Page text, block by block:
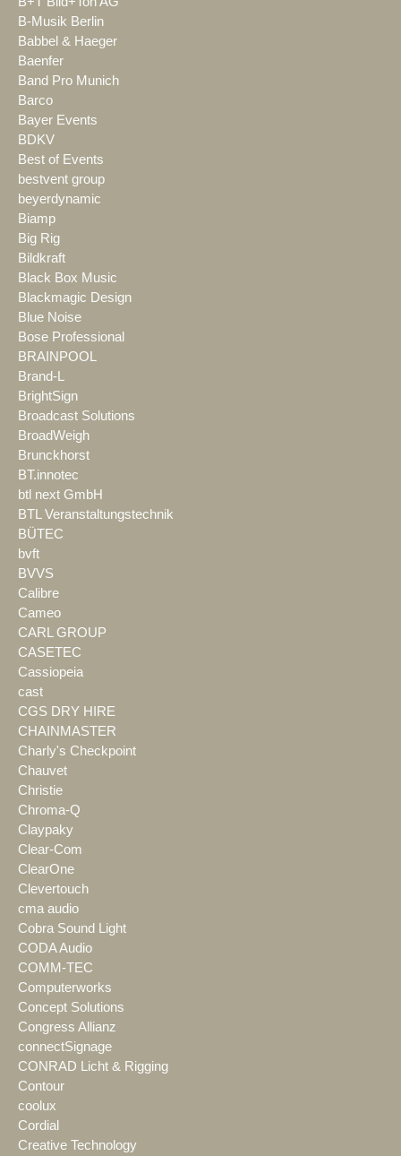
B-Musik Berlin
Babbel & Haeger
Baenfer
Band Pro Munich
Barco
Bayer Events
BDKV
Best of Events
bestvent group
beyerdynamic
Biamp
Big Rig
Bildkraft
Black Box Music
Blackmagic Design
Blue Noise
Bose Professional
BRAINPOOL
Brand-L
BrightSign
Broadcast Solutions
BroadWeigh
Brunckhorst
BT.innotec
btl next GmbH
BTL Veranstaltungstechnik
BÜTEC
bvft
BVVS
Calibre
Cameo
CARL GROUP
CASETEC
Cassiopeia
cast
CGS DRY HIRE
CHAINMASTER
Charly's Checkpoint
Chauvet
Christie
Chroma-Q
Claypaky
Clear-Com
ClearOne
Clevertouch
cma audio
Cobra Sound Light
CODA Audio
COMM-TEC
Computerworks
Concept Solutions
Congress Allianz
connectSignage
CONRAD Licht & Rigging
Contour
coolux
Cordial
Creative Technology